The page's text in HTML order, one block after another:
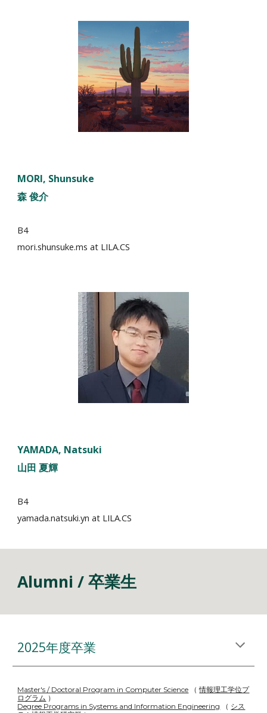
MORI, Shunsuke
森 俊介
B4
mori.shunsuke.ms at LILA.CS
YAMADA, Natsuki
山田 夏輝
B4
yamada.natsuki.yn at LILA.CS
Alumni / 卒業生
2025年度卒業
Master's / Doctoral Program in Computer Science （情報理工学位プ
ログラム ）
Degree Programs in Systems and Information Engineering （ シス